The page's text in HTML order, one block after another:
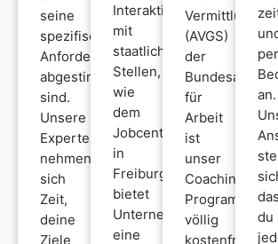
seine
spezifischen
Anforderungen
abgestimmt
sind.
Unsere
Experten
nehmen
sich
Zeit,
deine
Ziele
Interaktion
mit
staatlichen
Stellen,
wie
dem
Jobcenter
in
Freiburg,
bietet
Unternehmenswerk
eine
(AVGS)
der
für
Arbeit
ist
unser
Coaching-
Programm
völlig
kostenfrei
an.
du